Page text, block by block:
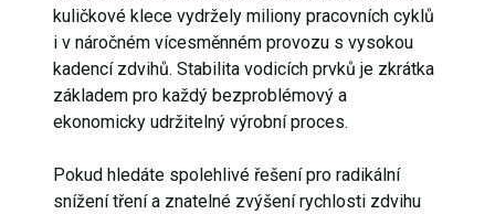
kuličkové klece vydržely miliony pracovních cyklů
i v náročném vícesměnném provozu s vysokou
kadencí zdvihů. Stabilita vodicích prvků je zkrátka
základem pro každý bezproblémový a
ekonomicky udržitelný výrobní proces.
Pokud hledáte spolehlivé řešení pro radikální
snížení tření a znatelné zvýšení rychlosti zdvihu